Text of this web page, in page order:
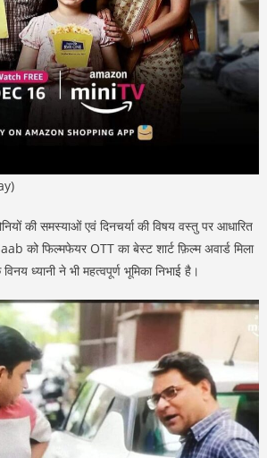
की समस्याओं एवं दिनचर्या की विषय वस्तु पर आधारित
को फिल्मफेयर OTT का बेस्ट शार्ट फ़िल्म अवार्ड मिला
ध्यानी ने भी महत्वपूर्ण भूमिका निभाई है।